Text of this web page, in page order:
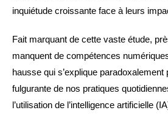
inquiétude croissante face à leurs
Fait marquant de cette vaste étude,
manquent de compétences
hausse qui s’explique paradoxalement
fulgurante de nos pratiques
l’utilisation de l’intelligence artificielle